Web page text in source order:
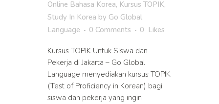
Online Bahasa Korea, Kursus TOPIK,
Study In Korea by Go Global
Language
0 Comments 0 Likes
Kursus TOPIK Untuk Siswa dan
Pekerja di Jakarta – Go Global
Language menyediakan kursus TOPIK
(Test of Proficiency in Korean) bagi
siswa dan pekerja yang ingin